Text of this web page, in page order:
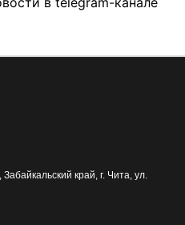
Забайкальский край, г. Чита, ул.